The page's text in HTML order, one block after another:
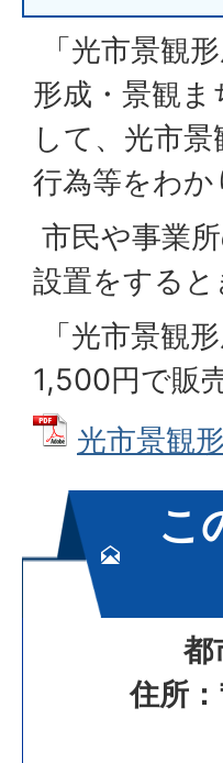
「光市景観
形成・景観
して、光市
行為等をわ
市民や事業
設置をする
「光市景観
1,500円で販
光市景観
こ
都
住所